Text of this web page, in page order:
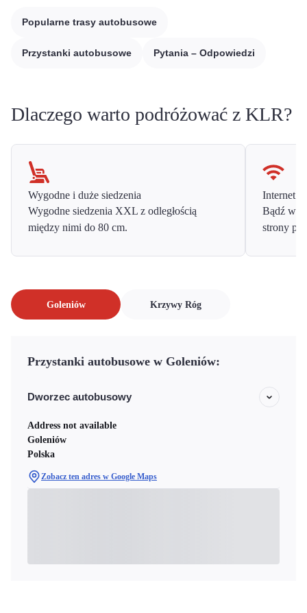
Popularne trasy autobusowe
Przystanki autobusowe Pytania – Odpowiedzi
Dlaczego warto podróżować z KLR?
Wygodne i duże siedzenia
Wygodne siedzenia XXL z odległością
między nimi do 80 cm.
Internet
Bądź w
strony
Goleniów Krzywy Róg
Przystanki autobusowe w Goleniów:
Dworzec autobusowy
Address not available
Goleniów
Polska
Zobacz ten adres w Google Maps